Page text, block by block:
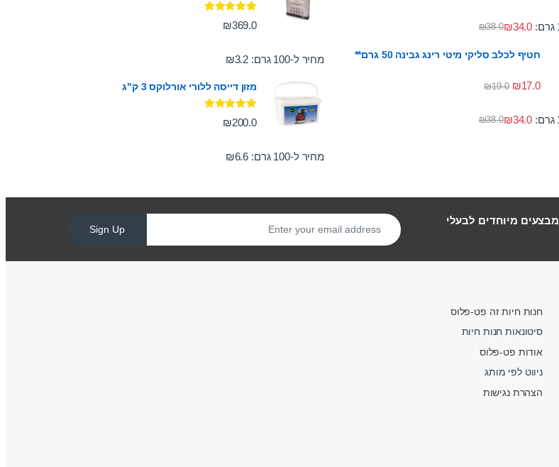
₪38.0₪34.0
חטיף לכלב סליקי מיטי רינג גבינה 50 גרם**
₪17.0
₪19.0
₪38.0₪34.0
דורג5.00
מתוך 5 ₪369.0
מחיר ל-100 גרם: ₪3.2
מזון דייסה ללורי אורלוקס 3 ק"ג
דורג5.00
מתוך 5 ₪200.0
מחיר ל-100 גרם: ₪6.6
מבצעים מיוחדים לבעלי
Sign Up
חנות חיות זה פט-פלוס
סיטונאות חנות חיות
אודות פט-פלוס
ניווט לפי מותג
הצהרת נגישות